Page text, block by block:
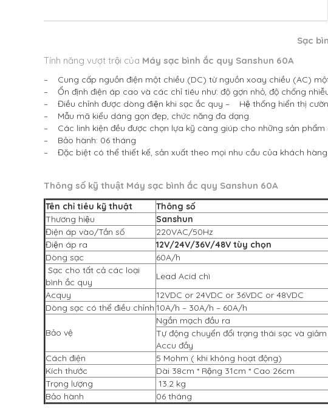
Sạc
Tính năng vượt trội của Máy sạc bình ắc quy Sanshun 60A
– Cung cấp nguồn điện một chiều (DC) từ nguồn xoay chiều (AC)
– Ổn định điện áp cao và các chỉ tiêu như: độ gợn nhỏ, độ chống
– Điều chỉnh được dòng điện khi sạc ắc quy – Hệ thống hiển thị
– Mẫu mã kiểu dáng gọn đẹp, chức năng đa dạng.
– Các linh kiện đều được chọn lựa kỹ càng giúp cho những sản
– Bảo hành: 06 tháng
– Đặc biệt có thể thiết kế, sản xuất theo mọi nhu cầu của khách hàng.
Thông số kỹ thuật Máy sạc bình ắc quy Sanshun 60A
Tên chỉ tiêu kỹ thuật
Thông số
Thương hiệu
Sanshun
Điện áp vào/Tần số
220VAC/50Hz
Điện áp ra
12V/24V/36V/48V tùy chọn
Dòng sạc
60A/h
Sạc cho tất cả các loại
bình ắc quy
Lead Acid chì
Acquy
12VDC or 24VDC or 36VDC or 48VDC
Dòng sạc có thể điều chỉnh 10A/h – 30A/h – 60A/h
Bảo vệ
Ngắn mạch đầu ra
Tự động chuyển đổi trạng thái sạc và
Accu đầy
Cách điện
5 Mohm ( khi không hoạt động)
Kích thước
Dài 38cm * Rộng 31cm * Cao 26cm
Trọng lượng
13.2 kg
Bảo hành
06 tháng